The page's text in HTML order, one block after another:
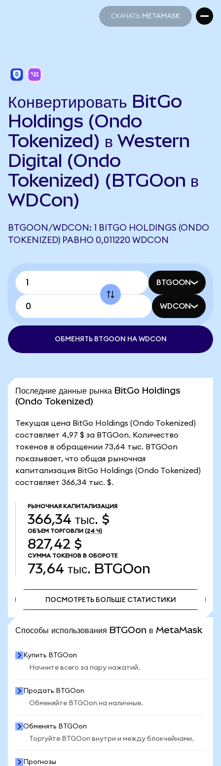
СКАЧАТЬ METAMASK
Конвертировать BitGo
Holdings (Ondo
Tokenized) в Western
Digital (Ondo
Tokenized) (BTGOon в
WDCon)
BTGOON/WDCON: 1 BITGO HOLDINGS (ONDO
TOKENIZED) РАВНО 0,011220 WDCON
BTGOON
WDCON
ОБМЕНЯТЬ BTGOON НА WDCON
Последние данные рынка BitGo Holdings
(Ondo Tokenized)
Текущая цена BitGo Holdings (Ondo Tokenized)
составляет 4,97 $ за BTGOon. Количество
токенов в обращении 73,64 тыс. BTGOon
показывает, что общая рыночная
капитализация BitGo Holdings (Ondo Tokenized)
составляет 366,34 тыс. $.
РЫНОЧНАЯ КАПИТАЛИЗАЦИЯ
366,34 тыс. $
ОБЪЕМ ТОРГОВЛИ (24 Ч)
827,42 $
СУММА ТОКЕНОВ В ОБОРОТЕ
73,64 тыс. BTGOon
ПОСМОТРЕТЬ БОЛЬШЕ СТАТИСТИКИ
Способы использования BTGOon в MetaMask
Купить BTGOon
Начните всего за пару нажатий.
Продать BTGOon
Обменяйте BTGOon на наличные.
Обменять BTGOon
Торгуйте BTGOon внутри и между блокчейнами.
Прогнозы